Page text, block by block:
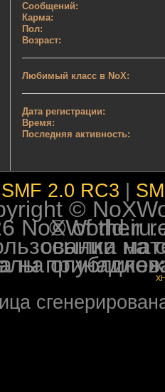
Сообщений:
Карма:
Пол:
Возраст:
Любимый класс в NoX:
Дата регистрации:
Время:
Последняя активность:
2.0 RC3
©
© 2009-2026 NoXWorld.ru. All
При использовании
на форуме